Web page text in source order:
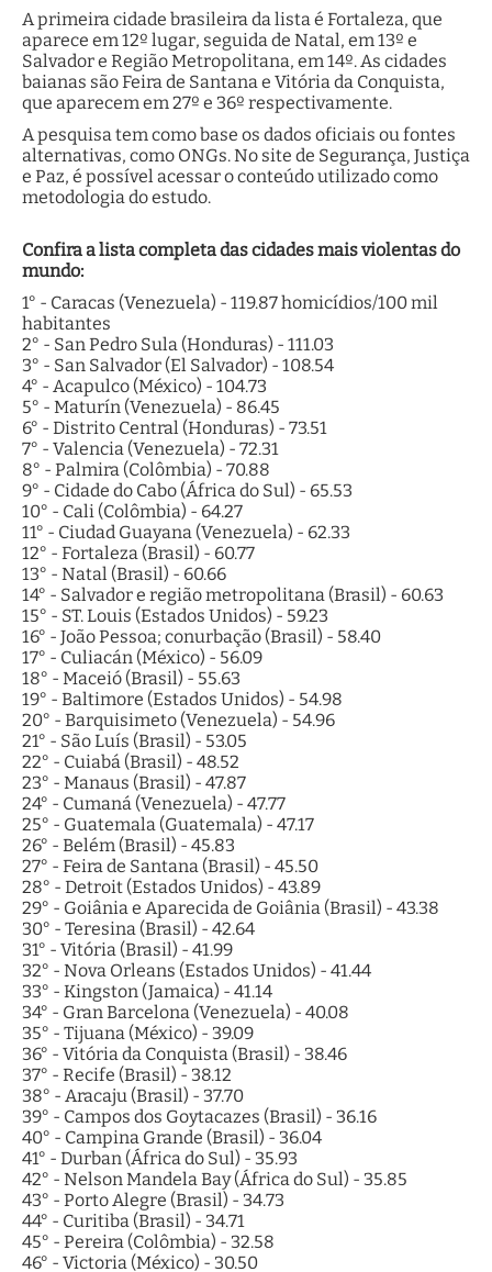
A primeira cidade brasileira da lista é Fortaleza, que
aparece em 12º lugar, seguida de Natal, em 13º e
Salvador e Região Metropolitana, em 14º. As cidades
baianas são Feira de Santana e Vitória da Conquista,
que aparecem em 27º e 36º respectivamente.
A pesquisa tem como base os dados oficiais ou fontes
alternativas, como ONGs. No site de Segurança, Justiça
e Paz, é possível acessar o conteúdo utilizado como
metodologia do estudo.
Confira a lista completa das cidades mais violentas do
mundo:
1° - Caracas (Venezuela) - 119.87 homicídios/100 mil
habitantes
2° - San Pedro Sula (Honduras) - 111.03
3° - San Salvador (El Salvador) - 108.54
4° - Acapulco (México) - 104.73
5° - Maturín (Venezuela) - 86.45
6° - Distrito Central (Honduras) - 73.51
7° - Valencia (Venezuela) - 72.31
8° - Palmira (Colômbia) - 70.88
9° - Cidade do Cabo (África do Sul) - 65.53
10° - Cali (Colômbia) - 64.27
11° - Ciudad Guayana (Venezuela) - 62.33
12° - Fortaleza (Brasil) - 60.77
13° - Natal (Brasil) - 60.66
14° - Salvador e região metropolitana (Brasil) - 60.63
15° - ST. Louis (Estados Unidos) - 59.23
16° - João Pessoa; conurbação (Brasil) - 58.40
17° - Culiacán (México) - 56.09
18° - Maceió (Brasil) - 55.63
19° - Baltimore (Estados Unidos) - 54.98
20° - Barquisimeto (Venezuela) - 54.96
21° - São Luís (Brasil) - 53.05
22° - Cuiabá (Brasil) - 48.52
23° - Manaus (Brasil) - 47.87
24° - Cumaná (Venezuela) - 47.77
25° - Guatemala (Guatemala) - 47.17
26° - Belém (Brasil) - 45.83
27° - Feira de Santana (Brasil) - 45.50
28° - Detroit (Estados Unidos) - 43.89
29° - Goiânia e Aparecida de Goiânia (Brasil) - 43.38
30° - Teresina (Brasil) - 42.64
31° - Vitória (Brasil) - 41.99
32° - Nova Orleans (Estados Unidos) - 41.44
33° - Kingston (Jamaica) - 41.14
34° - Gran Barcelona (Venezuela) - 40.08
35° - Tijuana (México) - 39.09
36° - Vitória da Conquista (Brasil) - 38.46
37° - Recife (Brasil) - 38.12
38° - Aracaju (Brasil) - 37.70
39° - Campos dos Goytacazes (Brasil) - 36.16
40° - Campina Grande (Brasil) - 36.04
41° - Durban (África do Sul) - 35.93
42° - Nelson Mandela Bay (África do Sul) - 35.85
43° - Porto Alegre (Brasil) - 34.73
44° - Curitiba (Brasil) - 34.71
45° - Pereira (Colômbia) - 32.58
46° - Victoria (México) - 30.50